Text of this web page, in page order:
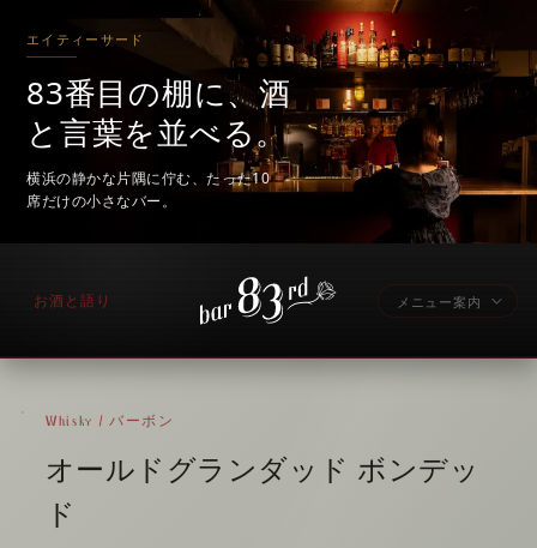
エイティーサード
83番目の棚に、酒
と言葉を並べる。
横浜の静かな片隅に佇む、たった10
席だけの小さなバー。
お酒と語り メニュー案内
Whisky / バーボン
オールドグランダッド ボンデッ
ド